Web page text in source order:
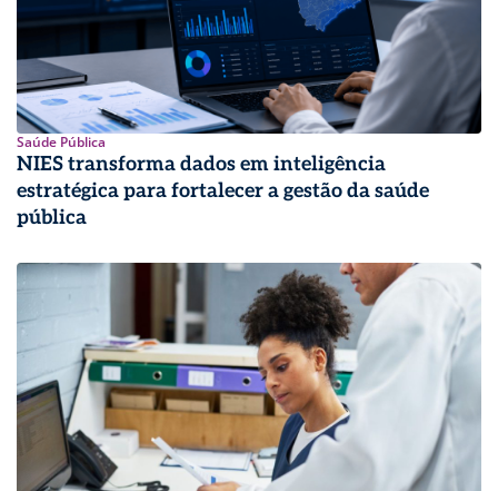
Saúde Pública
NIES transforma dados em inteligência
estratégica para fortalecer a gestão da saúde
pública